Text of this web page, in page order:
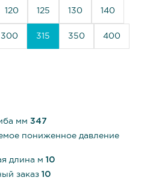
120 125 130 140
300 315 350 400
мм 347
пониженное давление
длина м 10
заказ 10